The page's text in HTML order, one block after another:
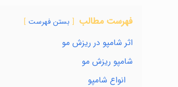
فهرست مطالب بستن فهرست
اثر شامپو در ریزش مو
شامپو ریزش مو
انواع شامپو